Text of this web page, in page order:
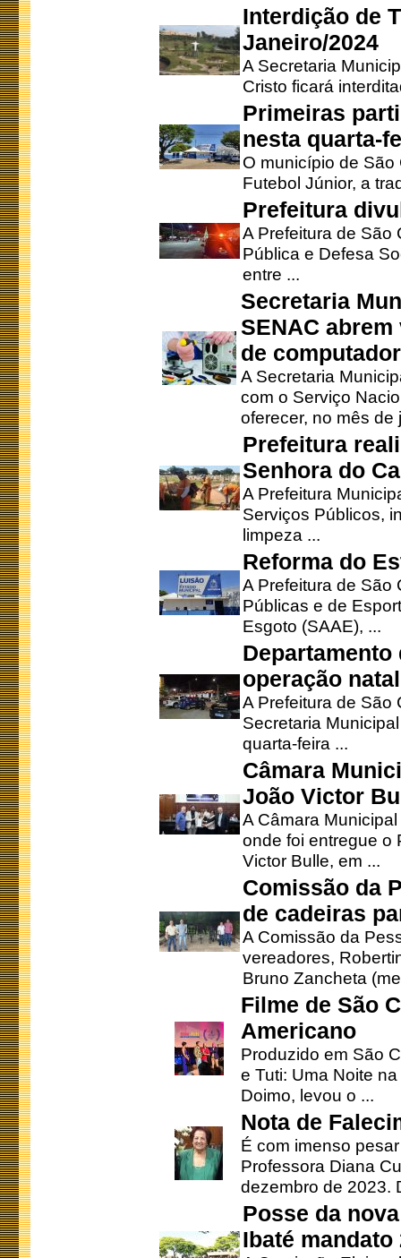
Interdição de
Janeiro/2024
A Secretaria
Cristo ficará
Primeiras
nesta quarta-
O município de
Futebol Júnior, a
Prefeitura
A Prefeitura de São
Pública e Defesa
entre ...
Secretaria
SENAC
de
A Secretaria
com o Serviço
oferecer, no mês de
Prefeitura
Senhora do
A Prefeitura
Serviços Públicos,
limpeza ...
Reforma do
A Prefeitura de São
Públicas e de
Esgoto (SAAE), ...
operação
A Prefeitura de São
Secretaria
quarta-feira ...
Câmara
João Victor
A Câmara
onde foi entregue o
Victor Bulle, em ...
Comissão da
de cadeiras
A Comissão da
vereadores,
Bruno Zancheta
Filme de São
Americano
Produzido em São
e Tuti: Uma Noite
Doimo, levou o ...
Nota de
É com imenso
Professora Diana
dezembro de 2023.
Posse da
Ibaté mandato